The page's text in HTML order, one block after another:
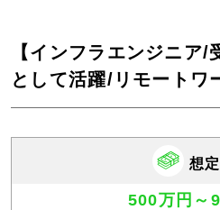
【インフラエンジニア
として活躍/リモートワ
想
500万円～